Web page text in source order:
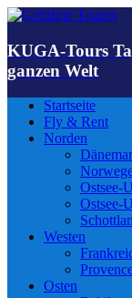
KUGA-Tours
ganzen Welt
Startseite
Fly & Rent
Norden
Ostsee-
Ostsee-
Westen
Osten